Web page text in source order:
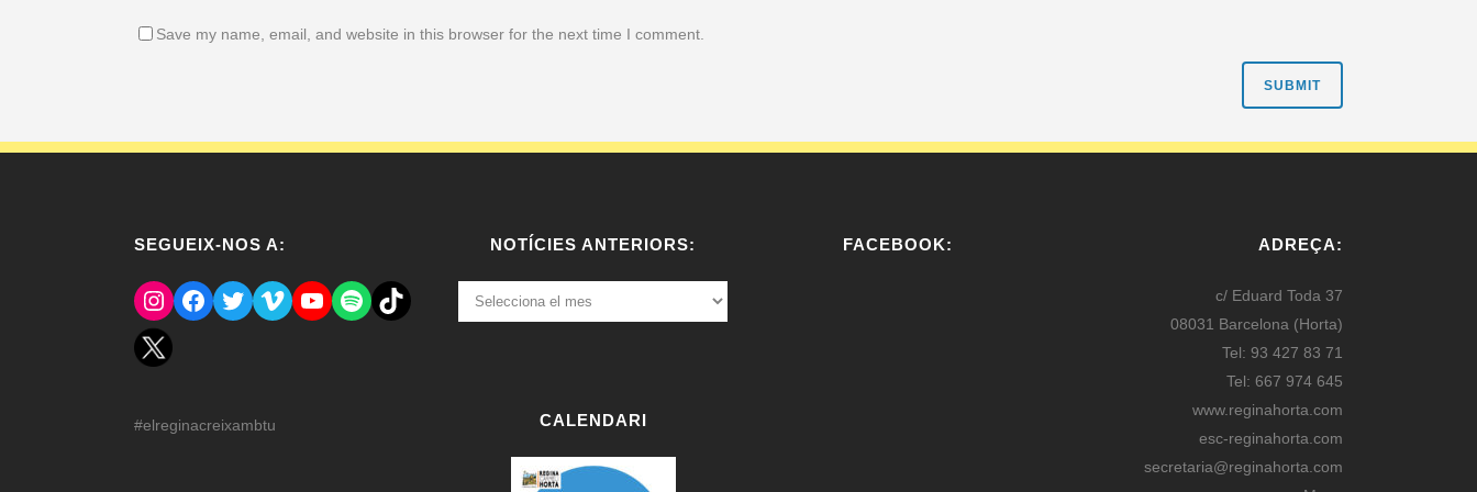
Save my name, email, and website in this browser for the next time I comment.
SEGUEIX-NOS A:
Instagram
Facebook
TwitterVimeoYouTube
SpotifyEl Tik Tok del Regina.
#elreginacreixambtu
NOTÍCIES ANTERIORS:
NOTÍCIES
ANTERIORS:
CALENDARI
FACEBOOK: ADREÇA:
c/ Eduard Toda 37
08031 Barcelona (Horta)
Tel: 93 427 83 71
Tel: 667 974 645
www.reginahorta.com
esc-reginahorta.com
secretaria@reginahorta.com